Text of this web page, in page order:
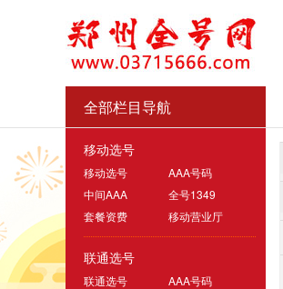
全部栏目导航
移动选号
移动选号
AAA号码
中间AAA
全号1349
套餐资费
移动营业厅
联通选号
联通选号
AAA号码